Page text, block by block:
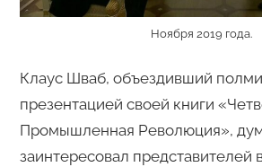
Ноября 2019 года.
Клаус Шваб, объездивший
презентацией своей книги
Промышленная Революция»,
заинтересовал представителей